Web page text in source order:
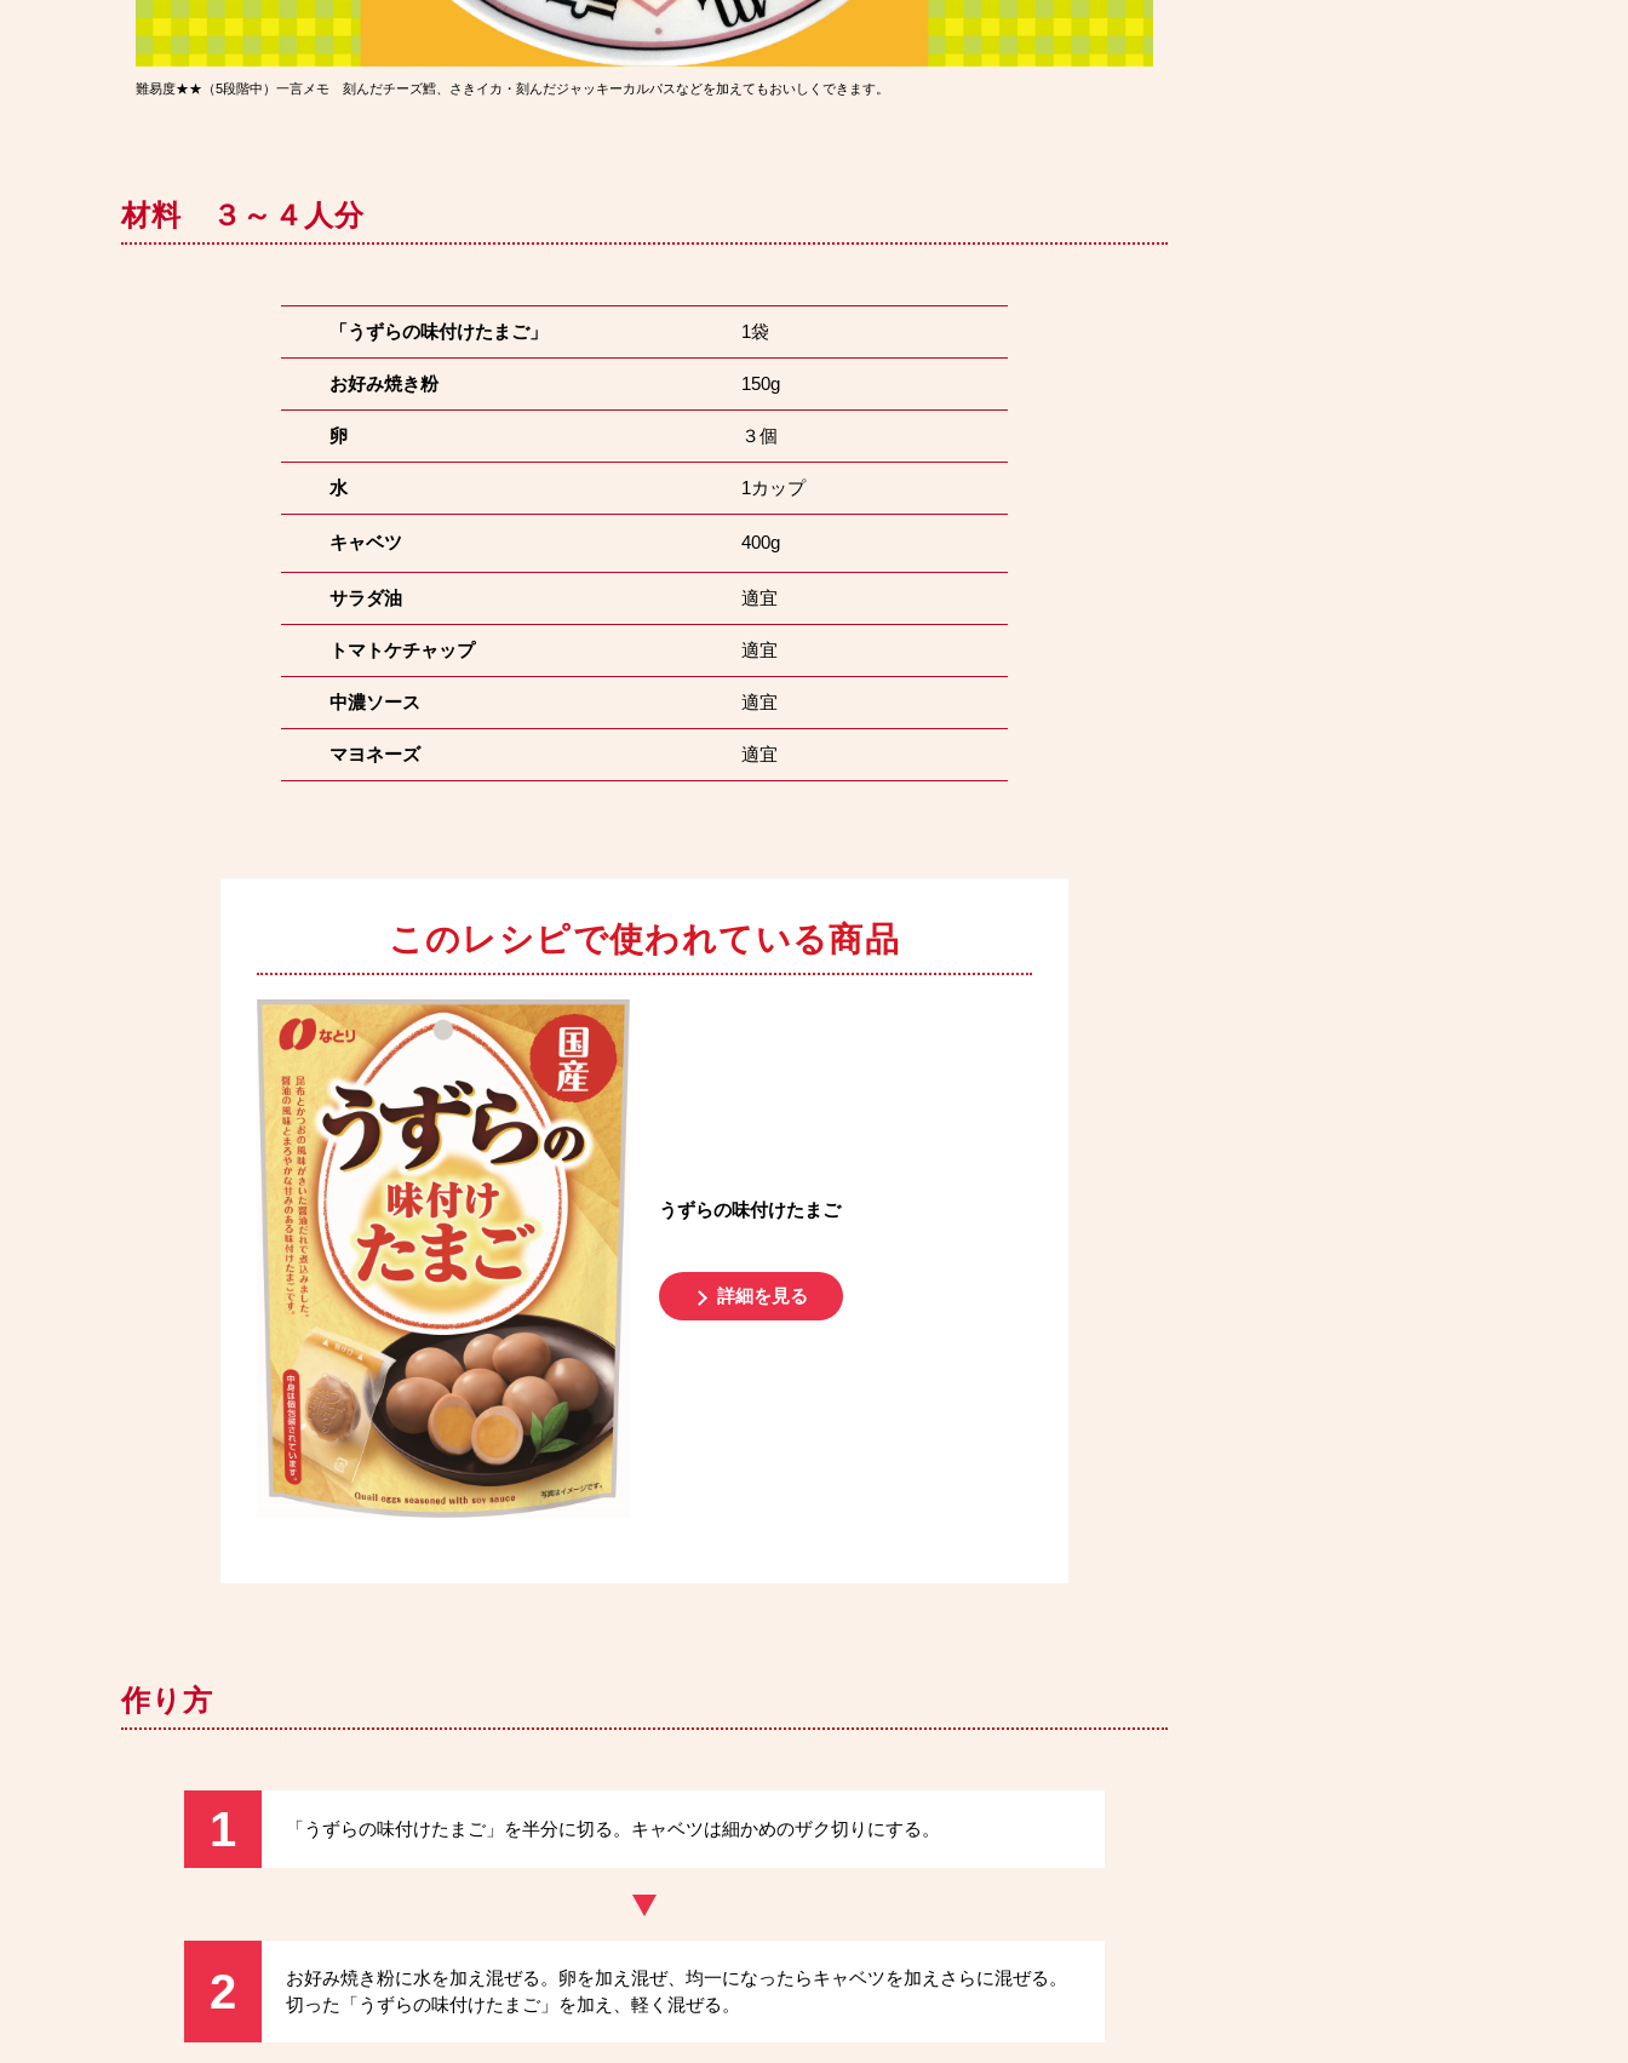
難易度★★（5段階中）一言メモ 刻んだチーズ鱈、さきイカ・刻んだジャッキーカルパスなどを加えてもおいしくできます。
材料 ３～４人分
「うずらの味付けたまご」 1袋
お好み焼き粉 150g
卵 ３個
水 1カップ
キャベツ 400g
サラダ油 適宜
トマトケチャップ 適宜
中濃ソース 適宜
マヨネーズ 適宜
このレシピで使われている商品
うずらの味付けたまご
詳細を見る
作り方
1 「うずらの味付けたまご」を半分に切る。キャベツは細かめのザク切りにする。
2
お好み焼き粉に水を加え混ぜる。卵を加え混ぜ、均一になったらキャベツを加えさらに混ぜる。
切った「うずらの味付けたまご」を加え、軽く混ぜる。